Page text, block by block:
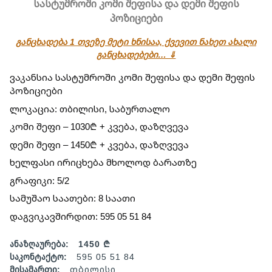
სასტუმროში კომი შეფისა და დემი შეფის
პოზიციები
განცხადება 1 თვეზე მეტი ხნისაა, ქვევით ნახეთ ახალი
განცხადებები… ⇓
ვაკანსია სასტუმროში კომი შეფისა და დემი შეფის
პოზიციები
ლოკაცია: თბილისი, საბურთალო
კომი შეფი – 1030₾ + კვება, დაზღვევა
დემი შეფი – 1450₾ + კვება, დაზღვევა
ხელფასი ირიცხება მხოლოდ ბარათზე
გრაფიკი: 5/2
სამუშაო საათები: 8 საათი
დაგვიკავშირდით: 595 05 51 84
ანაზღაურება:
1450 ₾
საკონტაქტო:
595 05 51 84
მისამართი:
თბილისი